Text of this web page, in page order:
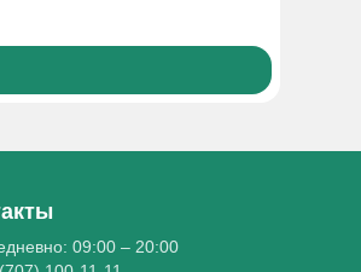
09:00 – 20:00